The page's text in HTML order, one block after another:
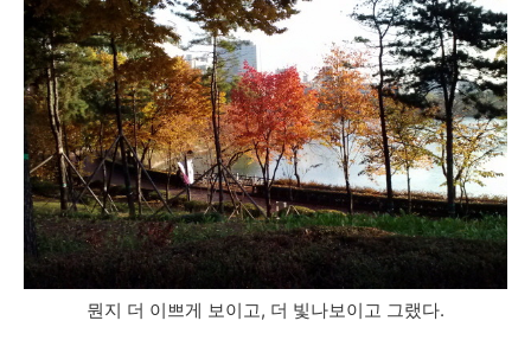
뭔지 더 이쁘게 보이고, 더 빛나보이고 그랬다.